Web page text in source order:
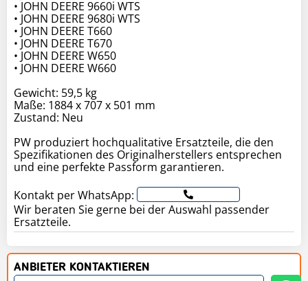
• JOHN DEERE 9660i WTS
• JOHN DEERE 9680i WTS
• JOHN DEERE T660
• JOHN DEERE T670
• JOHN DEERE W650
• JOHN DEERE W660
Gewicht: 59,5 kg
Maße: 1884 x 707 x 501 mm
Zustand: Neu
PW produziert hochqualitative Ersatzteile, die den
Spezifikationen des Originalherstellers entsprechen
und eine perfekte Passform garantieren.
Kontakt per WhatsApp:
Wir beraten Sie gerne bei der Auswahl passender
Ersatzteile.
ANBIETER KONTAKTIEREN